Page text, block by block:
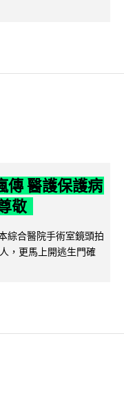
傳 醫護保護病
敬
綜合醫院手術室鏡頭拍
，更馬上開逃生門確